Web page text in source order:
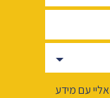
עם מידע